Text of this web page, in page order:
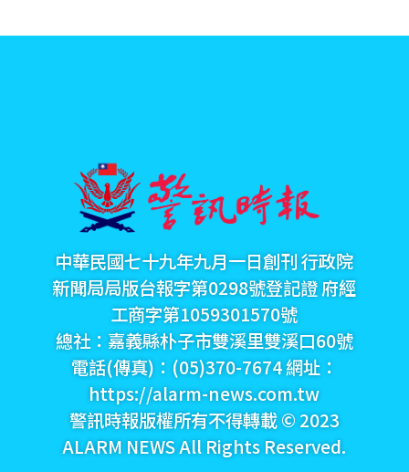
中華民國七十九年九月一日創刊 行政院
新聞局局版台報字第0298號登記證 府經
工商字第1059301570號
總社：嘉義縣朴子市雙溪里雙溪口60號
電話(傳真)：(05)370-7674 網址：
https://alarm-news.com.tw
警訊時報版權所有不得轉載 © 2023
ALARM NEWS All Rights Reserved.